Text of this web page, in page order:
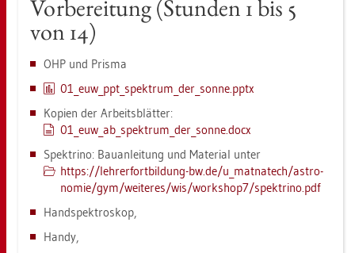
Vor­be­rei­tung (Stun­den 1 bis 5
von 14)
OHP und Pris­ma
01_eu­w_pp­t_­spek­trum_­der_­son­ne.pptx
Ko­pi­en der Ar­beits­blät­ter:
01_eu­w_a­b_­spek­trum_­der_­son­ne.docx
Spek­tri­no: Bau­an­lei­tung und Ma­te­ri­al unter
https://​leh​rerf​ortb​ildu​ng-​bw.​de/​u_​mat­na­tech/​as­tro­
no­mie/​gym/​wei­te­res/​wis/​work­shop7/​spek­tri­no.​pdf
Hand­spek­tro­skop,
Handy,